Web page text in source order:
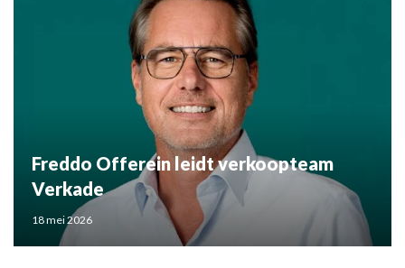
Freddo Offerein leidt verkoopteam
Verkade
18 mei 2026